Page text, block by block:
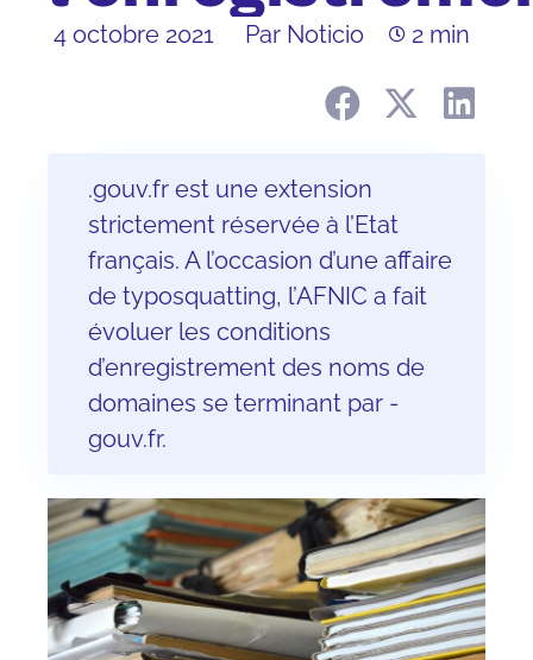
4 octobre 2021 Par Noticio 2 min
.gouv.fr est une extension
strictement réservée à l’Etat
français. A l’occasion d’une affaire
de typosquatting, l’AFNIC a fait
évoluer les conditions
d’enregistrement des noms de
domaines se terminant par -
gouv.fr.